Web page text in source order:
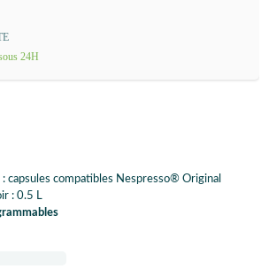
capsules compatibles Nespresso® Original
: 0.5 L
24H